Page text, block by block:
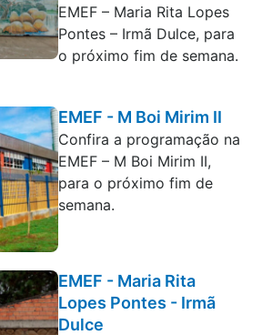
EMEF – Maria Rita Lopes
Pontes – Irmã Dulce, para
o próximo fim de semana.
EMEF - M Boi Mirim II
Confira a programação na
EMEF – M Boi Mirim II,
para o próximo fim de
semana.
EMEF - Maria Rita
Lopes Pontes - Irmã
Dulce